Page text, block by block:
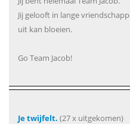
Jij gelooft in lange
uit kan bloeien.
Go Team Jacob!
Je twijfelt. (27 x uitgekomen)